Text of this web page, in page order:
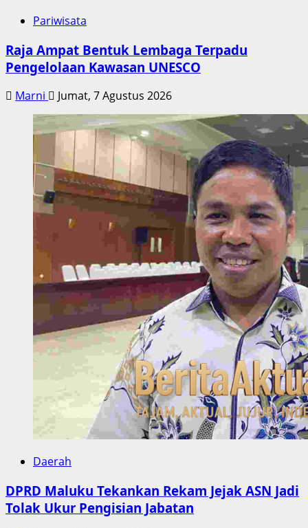
Pariwisata
Raja Ampat Bentuk Lembaga Terpadu
Pengelolaan Kawasan UNESCO
Marni Jumat, 7 Agustus 2026
Daerah
DPRD Maluku Tekankan Rekam Jejak ASN Jadi
Tolak Ukur Pengisian Jabatan